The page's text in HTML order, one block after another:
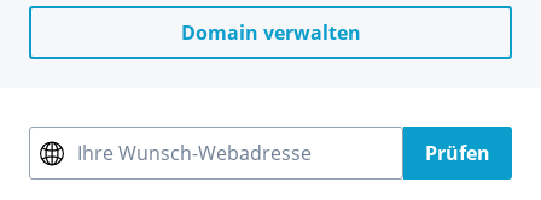
Domain verwalten
Ihre Wunsch-Webadresse Prüfen